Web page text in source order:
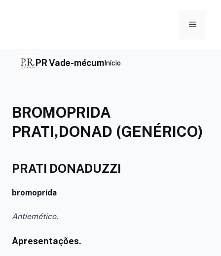
Menu
PR Vade-mécumInício
BROMOPRIDA
PRATI,DONAD (GENÉRICO)
PRATI DONADUZZI
bromoprida
Antiemético.
Apresentações.